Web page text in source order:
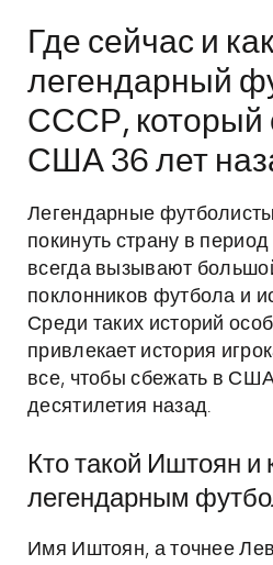
Где сейчас и
легендарный
СССР, который
США 36 лет
Легендарные
покинуть страну в
всегда вызывают
поклонников футбола и
Среди таких историй
привлекает история
все, чтобы сбежать в
десятилетия назад.
Кто такой Иштоян и
легендарным
Имя Иштоян, а точнее